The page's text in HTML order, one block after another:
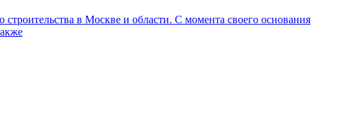
в Москве и области. С момента своего основания